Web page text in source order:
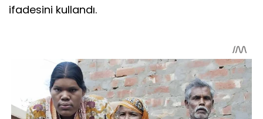
ifadesini kullandı.